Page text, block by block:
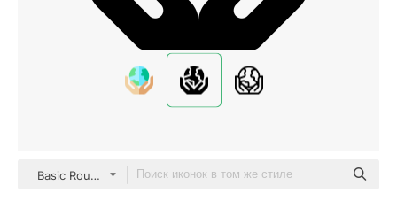
Basic Rounded Filled